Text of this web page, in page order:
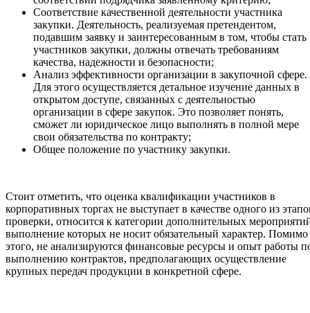
Соответствие качественной деятельности участника
закупки. Деятельность, реализуемая претендентом,
подавшим заявку и заинтересованным в том, чтобы стать
участников закупки, должны отвечать требованиям
качества, надежности и безопасности;
Анализ эффективности организации в закупочной сфере.
Для этого осуществляется детальное изучение данных в
открытом доступе, связанных с деятельностью
организации в сфере закупок. Это позволяет понять,
сможет ли юридическое лицо выполнять в полной мере
свои обязательства по контракту;
Общее положение по участнику закупки.
Стоит отметить, что оценка квалификации участников в
корпоративных торгах не выступает в качестве одного из
проверки, относится к категории дополнительных
выполнение которых не носит обязательный характер. Помимо
этого, не анализируются финансовые ресурсы и опыт работы
выполнению контрактов, предполагающих осуществление
крупных передач продукции в конкретной сфере.